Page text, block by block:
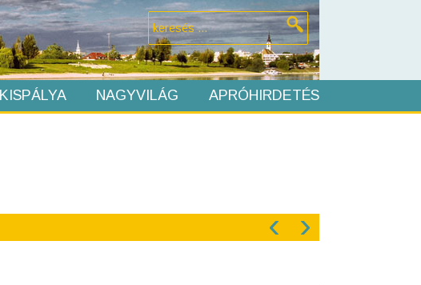
KISPÁLYA NAGYVILÁG APRÓHIRDETÉS
‹ ›